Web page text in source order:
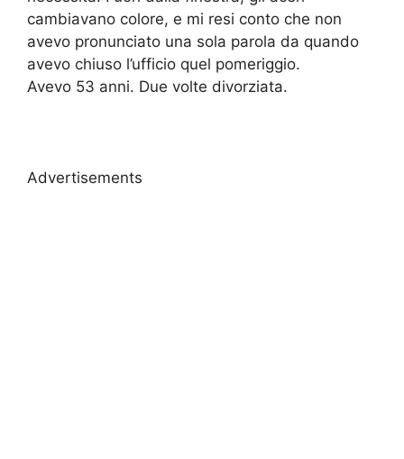
cambiavano colore, e mi resi conto che non
avevo pronunciato una sola parola da quando
avevo chiuso l’ufficio quel pomeriggio.
Avevo 53 anni. Due volte divorziata.
Advertisements